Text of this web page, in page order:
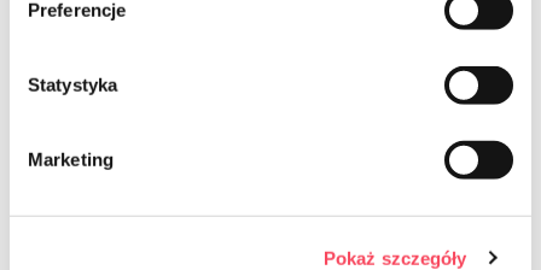
Preferencje
Statystyka
Marketing
Pokaż szczegóły
Ich bin damit einverstanden, dass kommerzielle Informationen
mittels elektronischer Kommunikation im Sinne des Gesetzes vom
die in Bezug auf die von The angebotenen Dienstleistungen
angegeben wurde Die Einwilligung ist freiwillig und kann jederzeit